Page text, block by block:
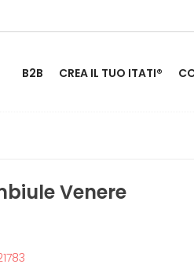
B2B CREA IL TUO ITATI®
Venere